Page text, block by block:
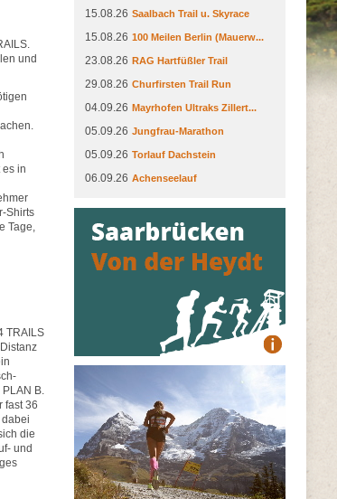
und
in
Shirts
Tage,
TRAILS
B.
fast 36
die
und
15.08.26 Saalbach Trail u. Skyrace
15.08.26 100 Meilen Berlin (Mauerw...
23.08.26 RAG Hartfüßler Trail
29.08.26 Churfirsten Trail Run
04.09.26 Mayrhofen Ultraks Zillert...
05.09.26 Jungfrau-Marathon
05.09.26 Torlauf Dachstein
06.09.26 Achenseelauf